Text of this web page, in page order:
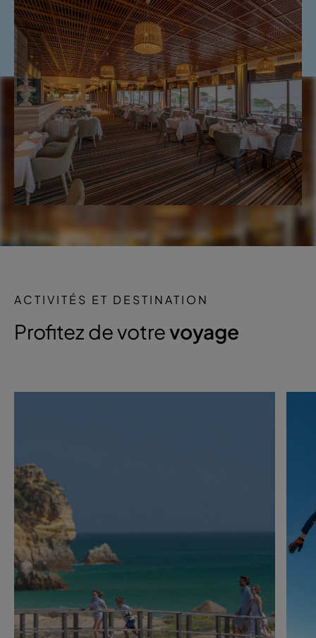
ACTIVITÉS ET DESTINATION
Profitez de votrevoyage